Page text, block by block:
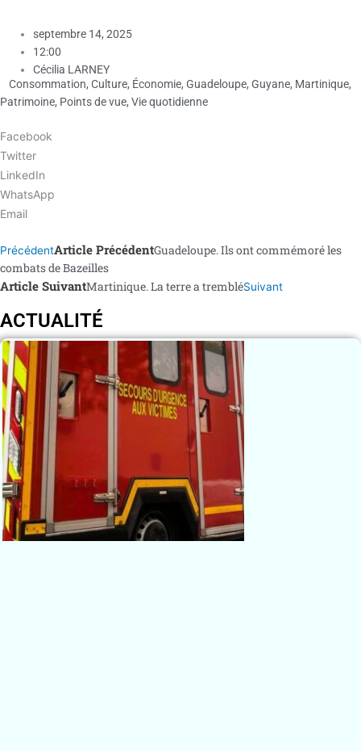
septembre 14, 2025
12:00
Cécilia LARNEY
Consommation, Culture, Économie, Guadeloupe, Guyane, Martinique,
Patrimoine, Points de vue, Vie quotidienne
Facebook
Twitter
LinkedIn
WhatsApp
Email
PrécédentArticle PrécédentGuadeloupe. Ils ont commémoré les
combats de Bazeilles
Article SuivantMartinique. La terre a trembléSuivant
ACTUALITÉ